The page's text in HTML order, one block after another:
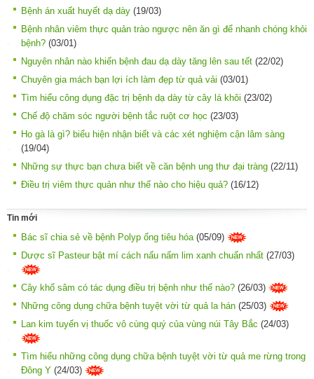
Bệnh án xuất huyết dạ dày (19/03)
Bệnh nhân viêm thực quản trào ngược nên ăn gì để nhanh chóng khỏi
bệnh? (03/01)
Nguyên nhân nào khiến bệnh đau dạ dày tăng lên sau tết (22/02)
Chuyên gia mách bạn lợi ích làm đẹp từ quả vải (03/01)
Tìm hiểu công dụng đặc trị bệnh dạ dày từ cây lá khôi (23/02)
Chế độ chăm sóc người bệnh tắc ruột cơ học (23/03)
Ho gà là gì? biểu hiện nhận biết và các xét nghiệm cận lâm sàng
(19/04)
Những sự thực bạn chưa biết về căn bệnh ung thư đại tràng (22/11)
Điều trị viêm thực quản như thế nào cho hiệu quả? (16/12)
Tin mới
Bác sĩ chia sẻ về bệnh Polyp ống tiêu hóa (05/09)
Dược sĩ Pasteur bật mí cách nấu nấm lim xanh chuẩn nhất (27/03)
Cây khổ sâm có tác dụng điều trị bệnh như thế nào? (26/03)
Những công dụng chữa bệnh tuyệt vời từ quả la hán (25/03)
Lan kim tuyến vị thuốc vô cùng quý của vùng núi Tây Bắc (24/03)
Tìm hiểu những công dụng chữa bệnh tuyệt vời từ quả me rừng trong
Đông Y (24/03)